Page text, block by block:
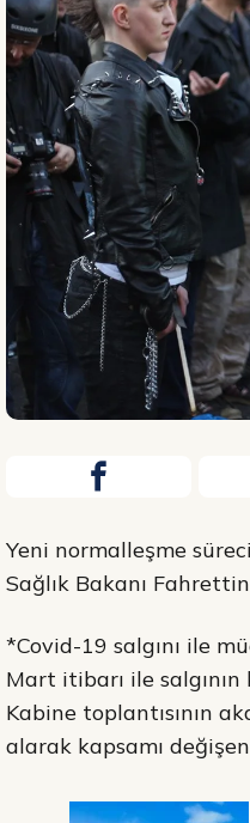
Yeni normalleşme
Sağlık Bakanı
*Covid-19 salgını ile
Mart itibarı ile
Kabine toplantısının
alarak kapsamı